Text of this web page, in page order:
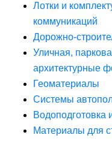
Лотки и
коммуникаций
Дорожно-
Уличная,
архитектурные
Геоматериалы
Системы
Водоподготовка
Материалы для